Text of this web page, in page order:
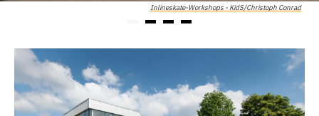
Inlineskate-Workshops - KidS/Christoph Conrad